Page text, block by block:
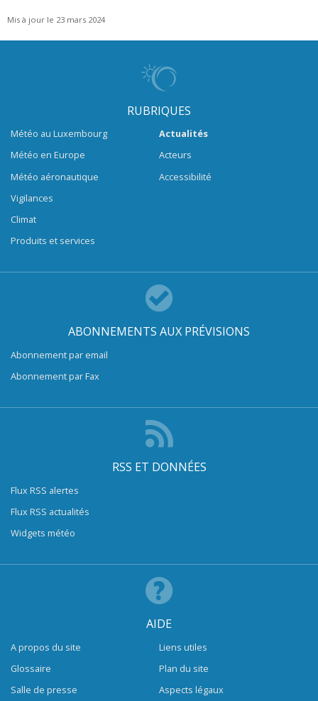
Mis à jour le 23 mars 2024
RUBRIQUES
Météo au Luxembourg
Météo en Europe
Météo aéronautique
Vigilances
Climat
Produits et services
Actualités
Acteurs
Accessibilité
ABONNEMENTS AUX PRÉVISIONS
Abonnement par email
Abonnement par Fax
RSS ET DONNÉES
Flux RSS alertes
Flux RSS actualités
Widgets météo
AIDE
A propos du site
Glossaire
Salle de presse
Liens utiles
Plan du site
Aspects légaux